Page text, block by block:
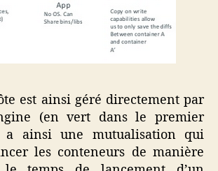
est ainsi géré directement par
(en vert dans le premier
a ainsi une mutualisation qui
les conteneurs de manière